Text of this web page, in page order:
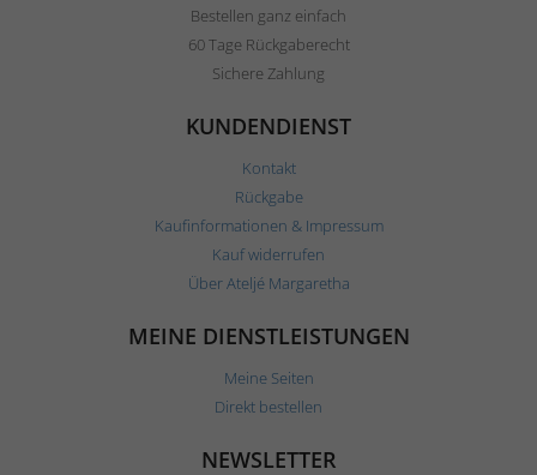
Bestellen ganz einfach
60 Tage Rückgaberecht
Sichere Zahlung
KUNDENDIENST
Kontakt
Rückgabe
Kaufinformationen & Impressum
Kauf widerrufen
Über Ateljé Margaretha
MEINE DIENSTLEISTUNGEN
Meine Seiten
Direkt bestellen
NEWSLETTER